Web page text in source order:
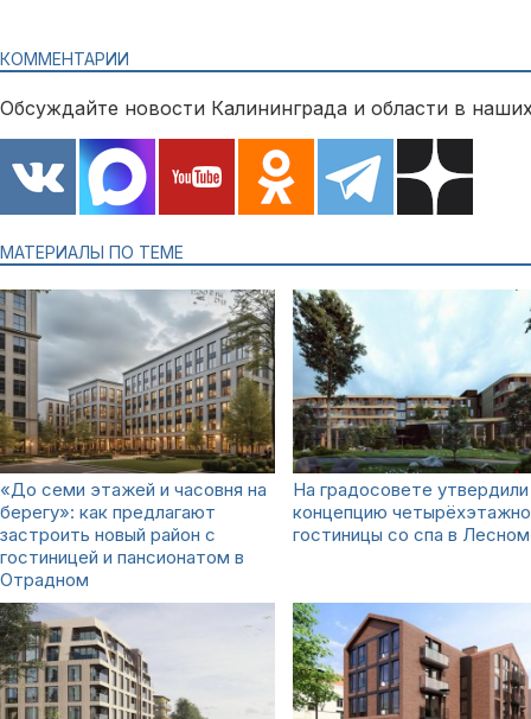
КОММЕНТАРИИ
Обсуждайте новости Калининграда и области в
МАТЕРИАЛЫ ПО ТЕМЕ
«До семи этажей и часовня на
берегу»: как предлагают
застроить новый район с
гостиницей и пансионатом в
Отрадном
На градосовете утвердили
концепцию
гостиницы со спа в Лесном